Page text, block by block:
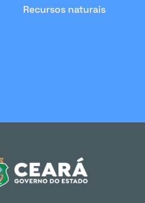
Recursos naturais